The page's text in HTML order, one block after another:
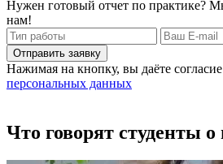
Нужен готовый отчет по практике?
нам!
Отправить заявку
Нажимая на кнопку, вы даёте
персональных данных
Что говорят студенты